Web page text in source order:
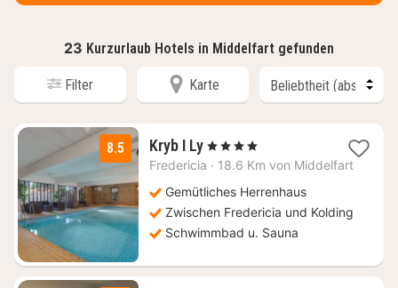
23 Kurzurlaub Hotels in Middelfart gefunden
Filter Karte
8.5 Kryb I Ly2
Nächte
139,50
€
, 4 Sterne
Fredericia · 18.6 Km von Middelfart
Gemütliches Herrenhaus
Zwischen Fredericia und Kolding
Schwimmbad u. Sauna